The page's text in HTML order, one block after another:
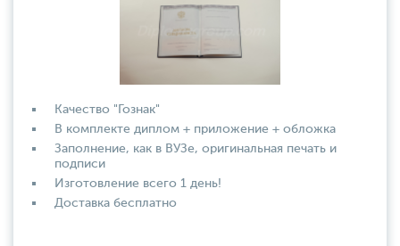
Качество "Гознак"
В комплекте диплом + приложение + обложка
Заполнение, как в ВУЗе, оригинальная печать и
подписи
Изготовление всего 1 день!
Доставка бесплатно